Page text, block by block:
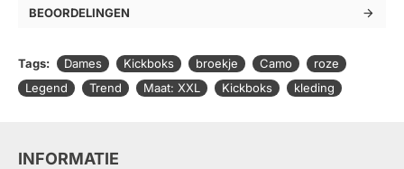
BEOORDELINGEN
Tags: Dames Kickboks broekje Camo
roze
Legend
Trend Maat: XXL Kickboks kleding
INFORMATIE